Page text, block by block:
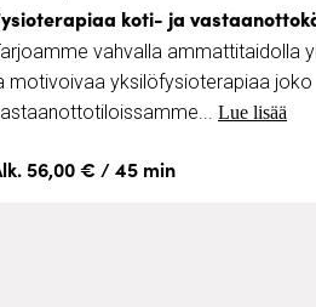
koti- ja
vahvalla ammattitaidolla
motivoivaa yksilöfysioterapiaa joko
Lue lisää
56,00 € / 45 min